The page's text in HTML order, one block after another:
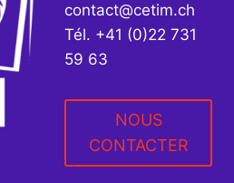
contact@cetim.ch
Tél. +41 (0)22 731
59 63
NOUS
CONTACTER